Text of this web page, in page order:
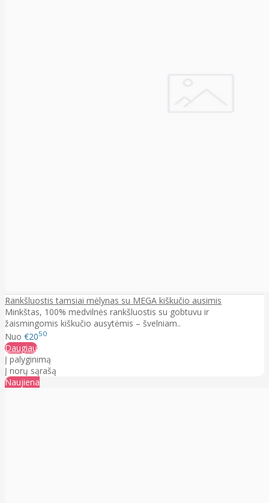
Rankšluostis tamsiai mėlynas su MEGA kiškučio ausimis
Minkštas, 100% medvilnės rankšluostis su gobtuvu ir
žaismingomis kiškučio ausytėmis – švelniam..
Nuo €2050
Daugiau
Į palyginimą
Į norų sąrašą
Naujiena